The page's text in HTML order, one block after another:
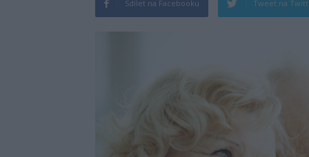
Sdílet na Facebooku Tweet na